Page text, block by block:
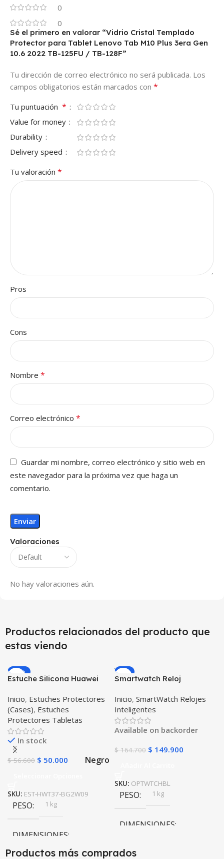
0
0
Valoraciones
No hay valoraciones aún.
Sé el primero en valorar “Vidrio Cristal Templado
Protector para Tablet Lenovo Tab M10 Plus 3era Gen
10.6 2022 TB-125FU / TB-128F”
Tu dirección de correo electrónico no será publicada. Los
campos obligatorios están marcados con *
Tu puntuación *
Value for money
Durability
Delivery speed
Tu valoración *
Pros
Cons
Nombre *
Correo electrónico *
Guardar mi nombre, correo electrónico y sitio web en
este navegador para la próxima vez que haga un
comentario.
Productos relacionados del producto que
estas viendo
-12%
Estuche Silicona Huawei
Inicio, Estuches Protectores
(Cases), Estuches
Protectores Tabletas
In stock
$56.600 $ 50.000 Negro
SKU: EST-HWT37-BG2W09
PESO 1 kg
DIMENSIONES
-9%
Smartwatch Reloj
WATCH BLACK™ (PK W34
Iwo 10 12) Compatible
Android y iPhone
Inicio, SmartWatch Relojes
Inteligentes
Available on backorder
$164.700 $ 149.900
SKU: OPTWTCHBL
PESO 1 kg
DIMENSIONES
10 × 10 × 10 cm
Productos más comprados